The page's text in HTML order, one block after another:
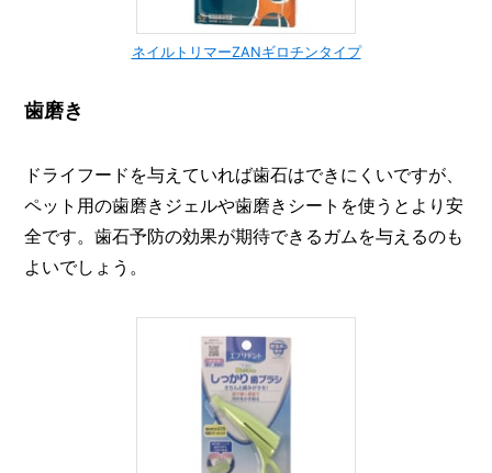
ネイルトリマーZANギロチンタイプ
歯磨き
ドライフードを与えていれば歯石はできにくいですが、
ペット用の歯磨きジェルや歯磨きシートを使うとより安
全です。歯石予防の効果が期待できるガムを与えるのも
よいでしょう。